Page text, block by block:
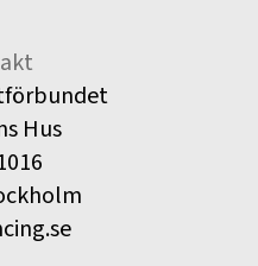
Hus